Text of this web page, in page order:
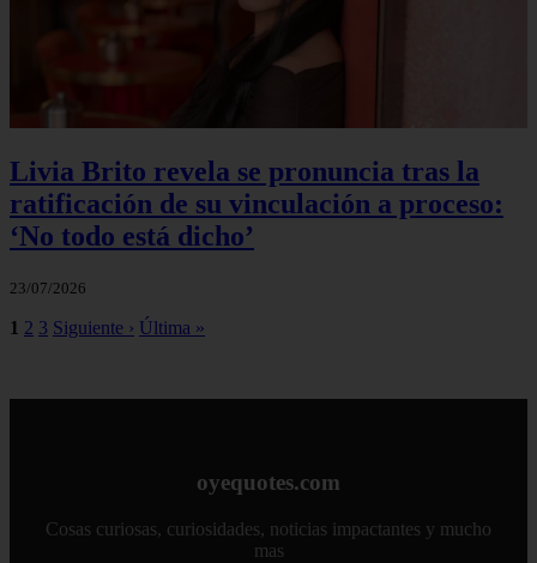
Livia Brito revela se pronuncia tras la
ratificación de su vinculación a proceso:
‘No todo está dicho’
23/07/2026
1 2 3 Siguiente › Última »
oyequotes.com
Cosas curiosas, curiosidades, noticias impactantes y mucho
mas